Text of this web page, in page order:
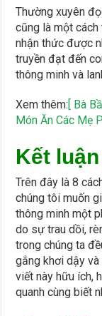
Thường xuyên
cũng là một
nhận thức được
truyền đạt đến
thông minh và
Xem thêm:[ Bà
Món Ăn Các Mẹ
Kết
Trên đây là 8
chúng tôi muốn
thông minh một
do sự trau dồi,
trong chúng ta
gắng khơi dậy
viết này hữu ích,
quanh cùng biết